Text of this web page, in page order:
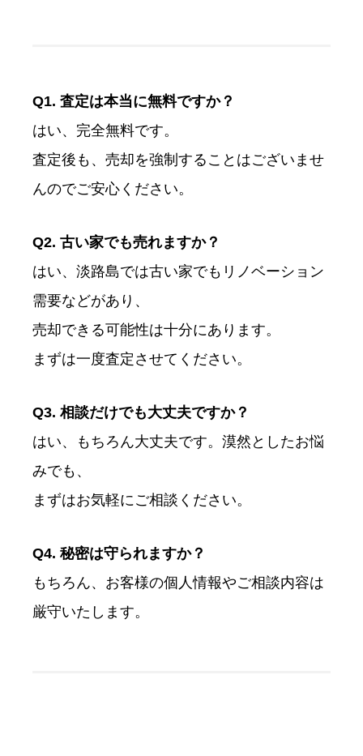
Q1. 査定は本当に無料ですか？
はい、完全無料です。
査定後も、売却を強制することはございませ
んのでご安心ください。
Q2. 古い家でも売れますか？
はい、淡路島では古い家でもリノベーション
需要などがあり、
売却できる可能性は十分にあります。
まずは一度査定させてください。
Q3. 相談だけでも大丈夫ですか？
はい、もちろん大丈夫です。漠然としたお悩
みでも、
まずはお気軽にご相談ください。
Q4. 秘密は守られますか？
もちろん、お客様の個人情報やご相談内容は
厳守いたします。